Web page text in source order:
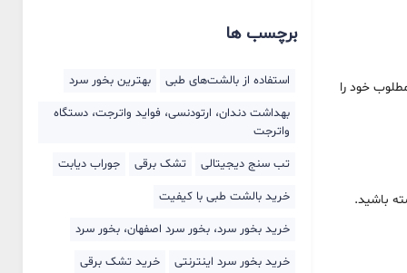
خود را
برچسب ها
استفاده از بالشت‌های طبی
بهترین بخور سرد
بهداشت دندان، ارتودنسی، فواید واترجت، دستگاه
واترجت
تب سنج دیجیتالی
تشک برقی
جوراب دیابت
خرید بالشت‌ طبی با کیفیت
خرید بخور سرد، بخور سرد اصفهان، بخور سرد
خرید بخور سرد اینترنتی
خرید تشک برقی